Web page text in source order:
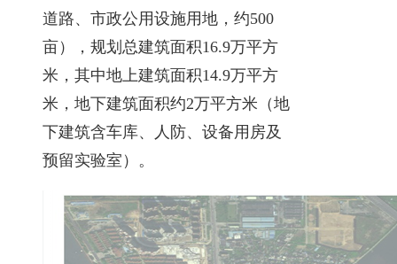
道路、市政公用设施用地，约500
亩），规划总建筑面积16.9万平方
米，其中地上建筑面积14.9万平方
米，地下建筑面积约2万平方米（地
下建筑含车库、人防、设备用房及
预留实验室）。